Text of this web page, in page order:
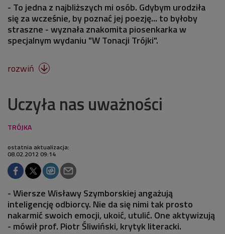
- To jedna z najbliższych mi osób. Gdybym urodziła
się za wcześnie, by poznać jej poezję... to byłoby
straszne - wyznała znakomita piosenkarka w
specjalnym wydaniu "W Tonacji Trójki".
rozwiń 
Uczyła nas uważności
ostatnia aktualizacja:
08.02.2012 09:14
- Wiersze Wisławy Szymborskiej angażują
inteligencję odbiorcy. Nie da się nimi tak prosto
nakarmić swoich emocji, ukoić, utulić. One aktywizują
- mówił prof. Piotr Śliwiński, krytyk literacki.